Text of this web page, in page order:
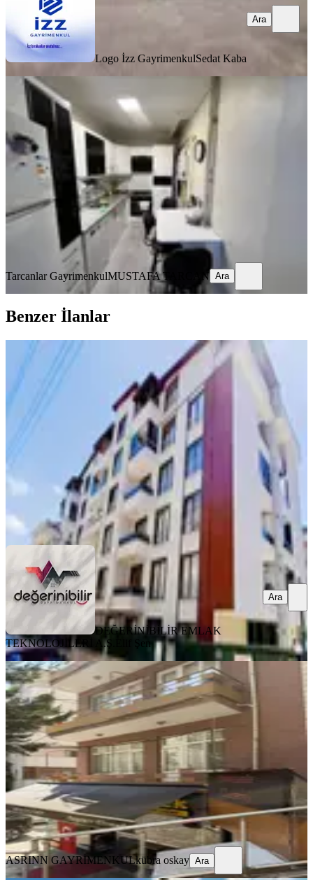
Logo İzz GayrimenkulSedat Kaba
Ara
MANZARALI
Tarcanlar'dan Kandıra Sapağı'nda
Ara Kat Asansörlü 3+1 Daire
İzmit, Körfez Mahallesi
·110 m² · 3. Kat· 13.05.2026
3.200.000 ₺
Tarcanlar Gayrimenkul MUSTAFA TARCAN
Tarcanlar GayrimenkulMUSTAFA TARCAN Ara
Benzer İlanlar
Orduevi Mevkinde Satılık 2+1 Daire
İzmit, Kozluk Mahallesi
·85 m²· 3. Kat·
4.650.000 ₺
DEĞERİNİBİLİR EMLAK TEKNOLOJİLERİ A.Ş.
DEĞERİNİBİLİR EMLAK
TEKNOLOJİLERİ A.Ş.
Elif Şen
Ara
YENİ
İzmit Kozluk Doyum Gıda Üstü 2+1
Satılık Daire
İzmit, Kozluk Mahallesi
2+1·90 m²· 1. Kat· 08.08.2026
2.700.000 ₺
ASRINN GAYRİMENKUL kübra oskay
Ara
ASRINN GAYRİMENKULkübra oskay Ara